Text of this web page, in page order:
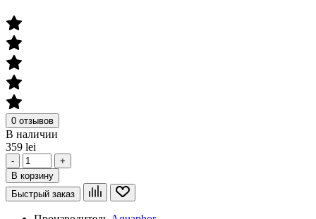
0 отзывов
В наличии
359 lei
-
+
В корзину
Быстрый заказ